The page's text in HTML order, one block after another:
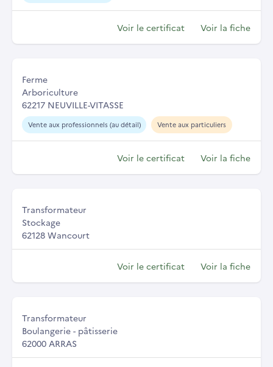
Voir le certificat Voir la fiche
Ferme
Arboriculture
62217 NEUVILLE-VITASSE
Vente aux professionnels (au détail) Vente aux particuliers
Voir le certificat Voir la fiche
Transformateur
Stockage
62128 Wancourt
Voir le certificat Voir la fiche
Transformateur
Boulangerie - pâtisserie
62000 ARRAS